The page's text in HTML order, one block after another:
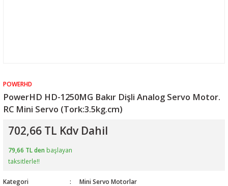
POWERHD
PowerHD HD-1250MG Bakır Dişli Analog Servo Motor.
RC Mini Servo (Tork:3.5kg.cm)
702,66 TL Kdv Dahil
79,66 TL den başlayan
taksitlerle!!
Kategori
Mini Servo Motorlar